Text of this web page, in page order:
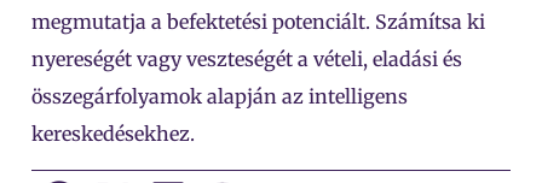
megmutatja a befektetési potenciált. Számítsa ki
nyereségét vagy veszteségét a vételi, eladási és
összegárfolyamok alapján az intelligens
kereskedésekhez.